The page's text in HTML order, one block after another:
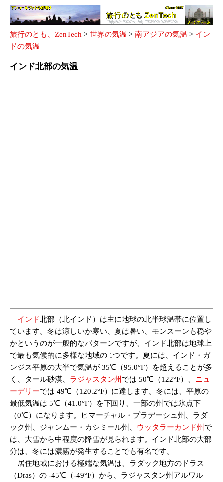
旅行のとも、ZenTech > 世界の気温 > 南アジアの気温 > イン
ドの気温
インド北部の気温
インド北部（北インド）は主に地球の北半球温帯に位置し
ています。冬は涼しいか寒い、夏は暑い、モンスーンも穏や
かというのが一般的なパターンですが、インド北部は地球上
で最も気候的に多様な地域の 1つです。夏には、インド・ガ
ンジス平原の大半で気温が 35℃（95.0°F）を超えることが多
く、タール砂漠、 ラジャスタン州 では 50℃（122°F）、 ニュ
ーデリーでは 49℃（120.2°F）に達します。冬には、平原の
最低気温は 5℃（41.0°F）を下回り、一部の州では氷点下
（0℃）になります。ヒマーチャル・プラデーシュ州、ラダ
ック州、ジャンムー・カシミール州、 ウッタラーカンド州 で
は、大雪から中程度の降雪が見られます。インド北部の大部
分は、冬には濃霧が発生することでも有名です。
居住地域における極端な気温は、ラダック地方のドラス
（Dras）の -45℃（-49°F）から、ラジャスタン州アルワル